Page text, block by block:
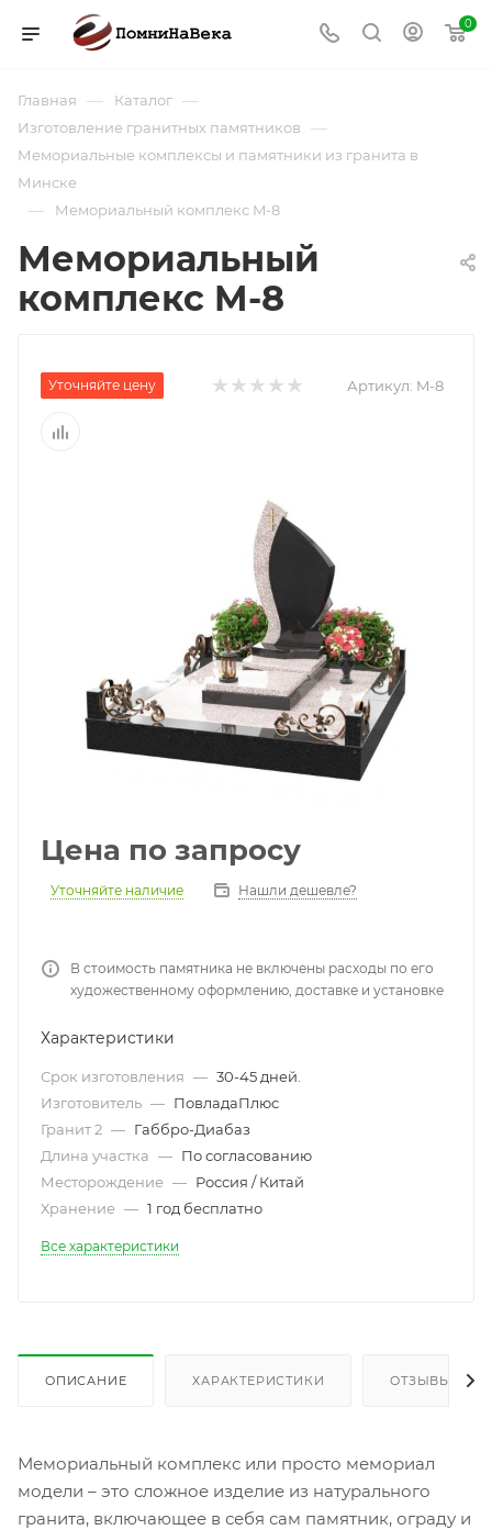
0
Главная — Каталог —
Изготовление гранитных памятников —
Мемориальные комплексы и памятники из гранита в
Минске
— Мемориальный комплекс M-8
Мемориальный
комплекс M-8
Уточняйте цену Артикул: M-8
Цена по запросу
Уточняйте наличие Нашли дешевле?
В стоимость памятника не включены расходы по его
художественному оформлению, доставке и установке
Характеристики
Срок изготовления — 30-45 дней.
Изготовитель — ПовладаПлюс
Гранит 2 — Габбро-Диабаз
Длина участка — По согласованию
Месторождение — Россия / Китай
Хранение — 1 год бесплатно
Все характеристики
ОПИСАНИЕ ХАРАКТЕРИСТИКИ ОТЗЫВЫ
Мемориальный комплекс или просто мемориал
модели – это сложное изделие из натурального
гранита, включающее в себя сам памятник, ограду и